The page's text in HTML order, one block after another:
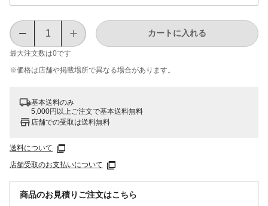
最大注文数は0です
カートに入れる
※価格は​店舗や​掲載場所で​異なる​場合が​あります。
基本送料のみ
5,000円以上ご注文で基本送料無料
店舗での受取は送料無料
送料について
店舗受取のお支払いについて
商品のお見積りご注文はこちら